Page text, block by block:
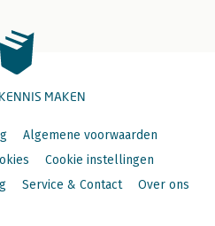
MAKEN
Algemene voorwaarden
Cookie instellingen
Service & Contact Over ons